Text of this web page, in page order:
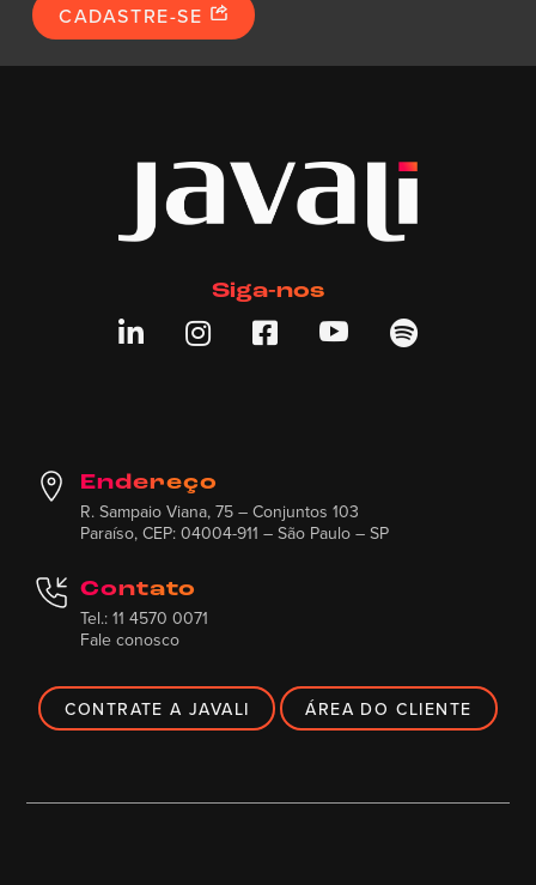
CADASTRE-SE
Siga-nos
    
Endereço
R. Sampaio Viana, 75 – Conjuntos 103
Paraíso, CEP: 04004-911 – São Paulo – SP
Contato
Tel.: 11 4570 0071
Fale conosco
CONTRATE A JAVALI ÁREA DO CLIENTE